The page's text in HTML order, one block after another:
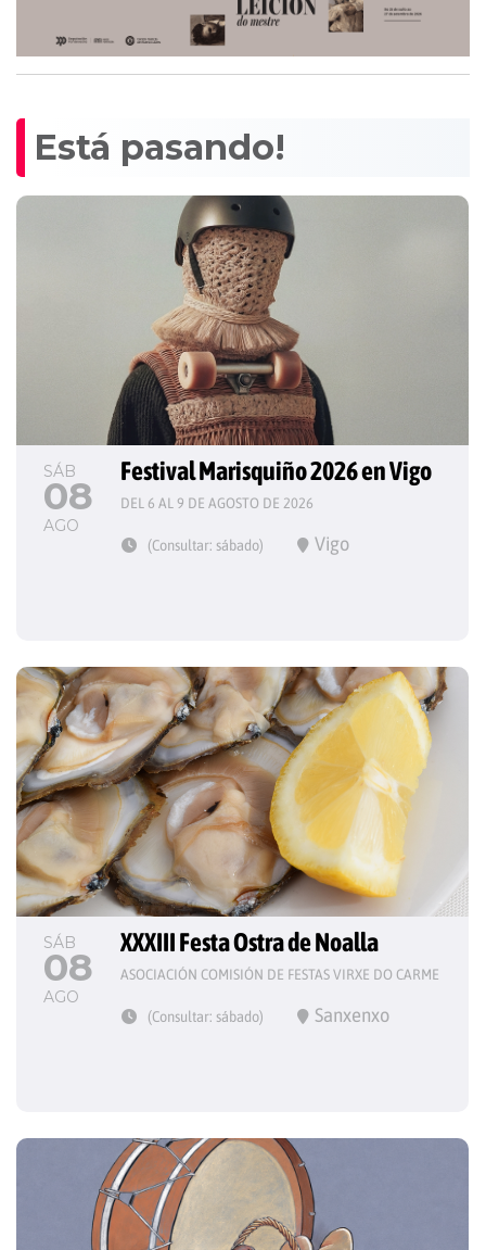
Está pasando!
SÁB
08
AGO
Festival Marisquiño 2026 en Vigo
DEL 6 AL 9 DE AGOSTO DE 2026
(Consultar: sábado) Vigo
SÁB
08
AGO
XXXIII Festa Ostra de Noalla
ASOCIACIÓN COMISIÓN DE FESTAS VIRXE DO CARME
(Consultar: sábado) Sanxenxo